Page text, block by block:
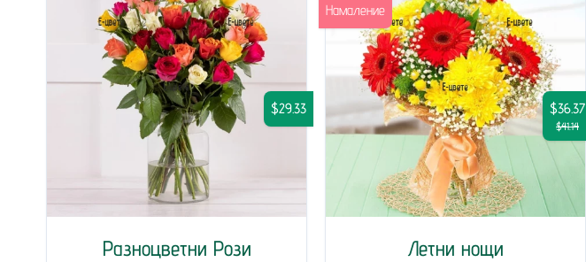
Разноцветни Рози
$29.33
Летни нощи
$36.37
$41.14
Намаление